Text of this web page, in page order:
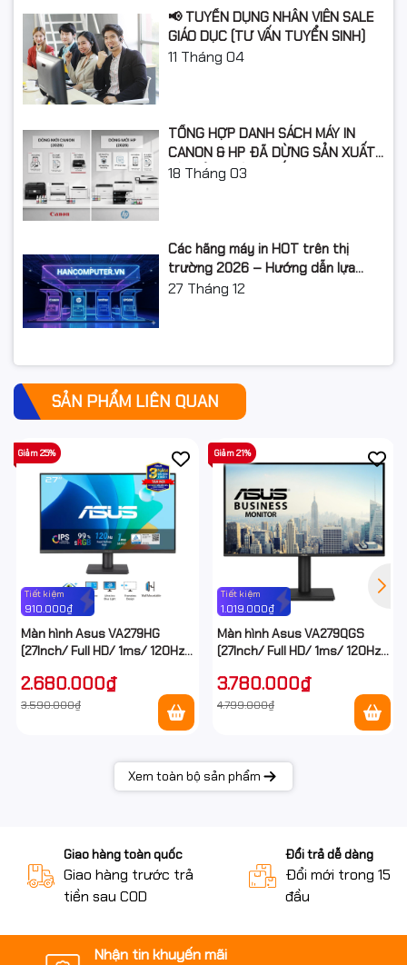
VESA AdaptiveSync cho phép chơi game cực
kỳ mượt mà. Ngoài ra, màn hình có gam màu
sRGB 99% để mang lại màu sắc và độ tương
phản đặc biệt.
Xuất xứ Chính hãng
📢 TUYỂN DỤNG NHÂN VIÊN SALE
GIÁO DỤC (TƯ VẤN TUYỂN SINH)
11 Tháng 04
TỔNG HỢP DANH SÁCH MÁY IN
CANON & HP ĐÃ DỪNG SẢN XUẤT:
LỘ TRÌNH NÂNG CẤP 2026
18 Tháng 03
Các hãng máy in HOT trên thị
trường 2026 – Hướng dẫn lựa
chọn và so sánh chi tiết
27 Tháng 12
SẢN PHẨM LIÊN QUAN
Tiết kiệm
910.000₫
Giảm 25%
Màn hình Asus VA279HG
(27Inch/ Full HD/ 1ms/ 120Hz/
2.680.000₫
3.590.000₫
Tiết kiệm
1.019.000₫
Giảm 21%
Màn hình Asus VA279QGS
(27Inch/ Full HD/ 1ms/ 120Hz/
3.780.000₫
4.799.000₫
Xem toàn bộ sản phẩm
Giao hàng toàn quốc
Giao hàng trước trả
tiền sau COD
Đổi trả dễ dàng
Đổi mới trong 15
đầu
Nhận tin khuyến mãi